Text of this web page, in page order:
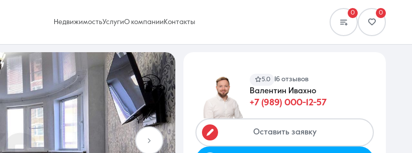
НедвижимостьУслугиО компании Контакты
0 0
Избранное
0 объявлений
Сравнение
5.0 16 отзывов
Валентин Ивахно
+7 (989) 000-12-57
Оставить заявку